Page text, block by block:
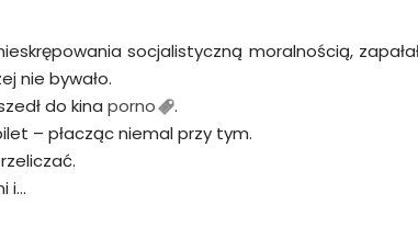
socjalistyczną moralnością,
nie bywało.
do kina porno
.
– płacząc niemal przy tym.
i…